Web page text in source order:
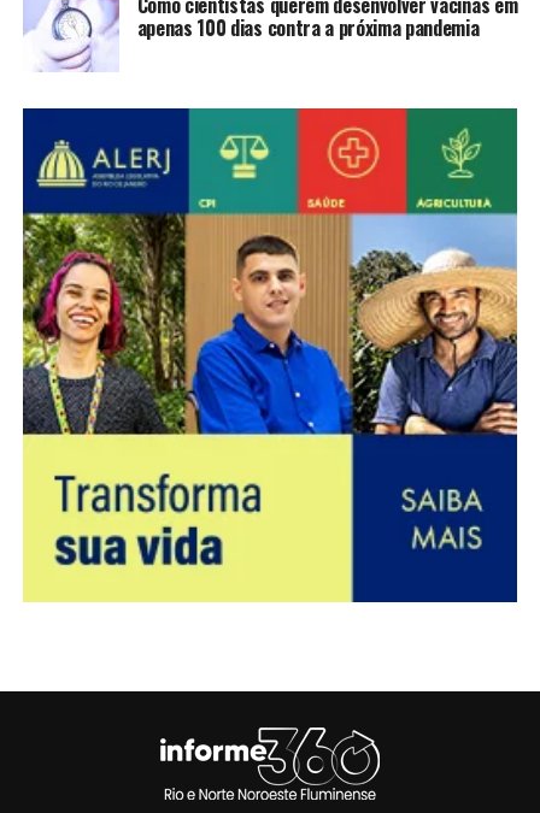
apenas 100 dias contra a próxima pandemia